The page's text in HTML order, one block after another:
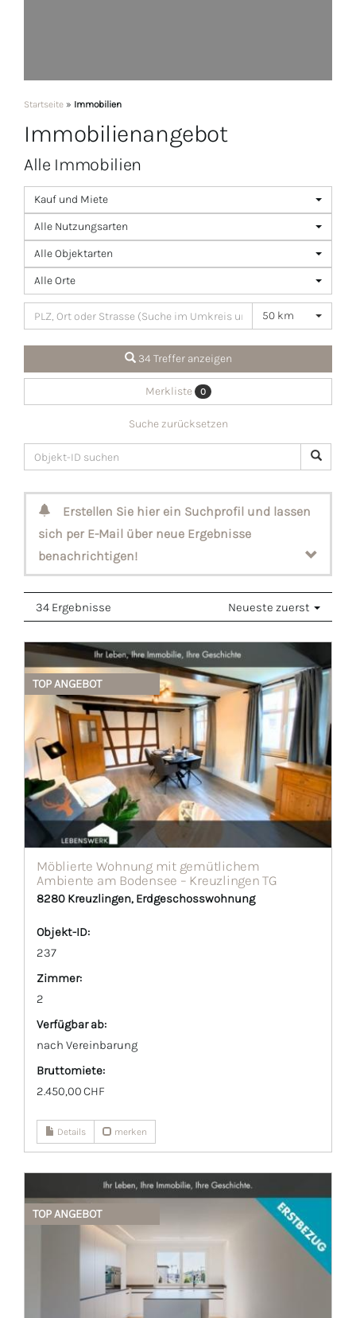
Startseite » Immobilien
Immobilien­angebot
Alle Immobilien
Kauf und Miete
Alle Nutzungsarten
Alle Objektarten
Alle Orte
50 km
34 Treffer anzeigen
Merkliste 0
Suche zurücksetzen
Erstellen Sie hier ein Suchprofil und lassen
sich per E-Mail über neue Ergebnisse
benachrichtigen!
34 Ergebnisse Neueste zuerst
TOP ANGEBOT
Möblierte Wohnung mit gemütlichem
Ambiente am Bodensee – Kreuzlingen TG
8280 Kreuzlingen, Erdgeschosswohnung
Objekt-ID:
237
Zimmer:
2
Verfügbar ab:
nach Vereinbarung
Bruttomiete:
2.450,00 CHF
Details merken
TOP ANGEBOT